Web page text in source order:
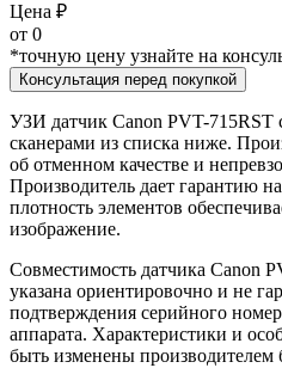
Цена ₽
от 0
*точную цену узнайте на
Консультация перед покупкой
УЗИ датчик Canon PVT-715RST
сканерами из списка ниже.
об отменном качестве и
Производитель дает гарантию
плотность элементов
изображение.
Совместимость датчика Canon
указана ориентировочно и не
подтверждения серийного
аппарата. Характеристики и
быть изменены производителем